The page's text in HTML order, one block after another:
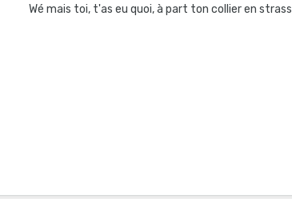
Wé mais toi, t'as eu quoi, à part ton collier en strass